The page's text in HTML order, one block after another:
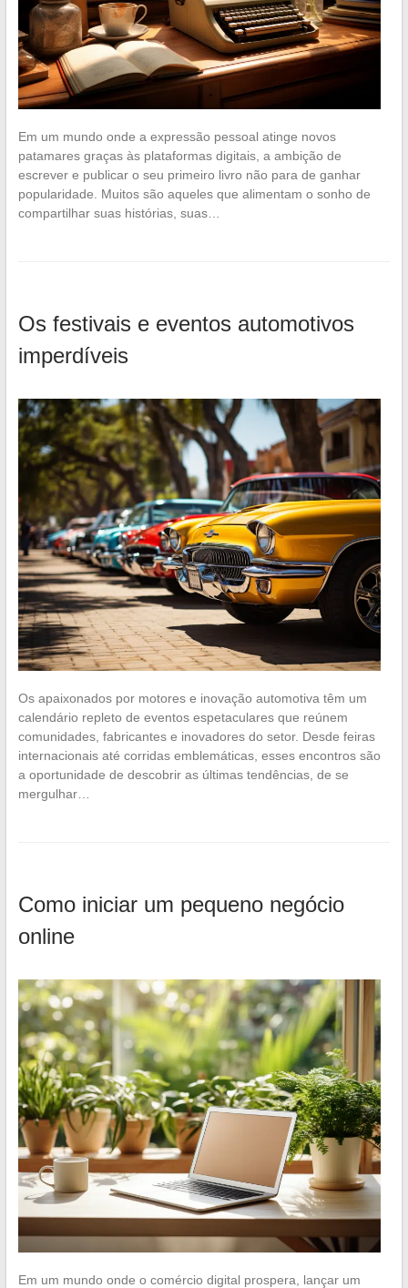
Em um mundo onde a expressão pessoal atinge novos
patamares graças às plataformas digitais, a ambição de
escrever e publicar o seu primeiro livro não para de ganhar
popularidade. Muitos são aqueles que alimentam o sonho de
compartilhar suas histórias, suas…
Os festivais e eventos automotivos
imperdíveis
Os apaixonados por motores e inovação automotiva têm um
calendário repleto de eventos espetaculares que reúnem
comunidades, fabricantes e inovadores do setor. Desde feiras
internacionais até corridas emblemáticas, esses encontros são
a oportunidade de descobrir as últimas tendências, de se
mergulhar…
Como iniciar um pequeno negócio
online
Em um mundo onde o comércio digital prospera, lançar um